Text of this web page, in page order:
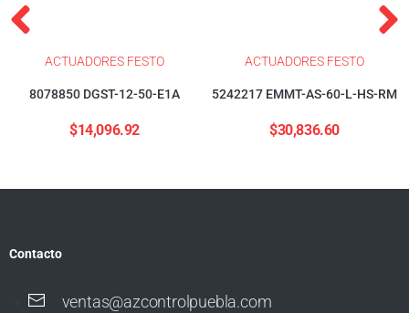
ACTUADORES FESTO
8078850 DGST-12-50-E1A
$14,096.92
ACTUADORES FESTO
5242217 EMMT-AS-60-L-HS-RM
$30,836.60
Contacto
ventas@azcontrolpuebla.com